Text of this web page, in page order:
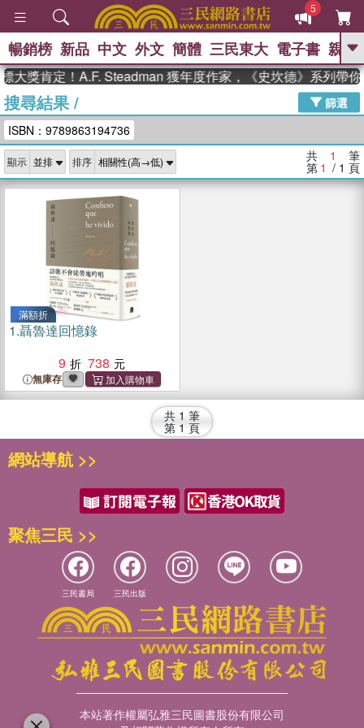
5
GO
高希均教授回憶錄
、 The Odyssey 、 父親節 、 如果歷
獎 臺灣漫遊錄 、 方念華 、 台灣的李
登輝時代
數學女孩：黎曼猜想 、
偉大的迷走神經
暢銷榜 新品 中文 外文 簡體 三民東大 電子書 親子
大獎肯定！A.F. Steadman 獲年度作家，《史坎德》系列帶你
搜尋結果/
篩選
ISBN：9789863194736
顯示 排序 共 1 筆
第 1 / 1 頁
滿額折
1.聶魯達回憶錄
9
738
無庫存
共 1 筆
第 1 頁
網站導航 >>
聚焦三民 >>
三民書局 三民出版
本站著作權屬弘雅三民圖書股份有限公司